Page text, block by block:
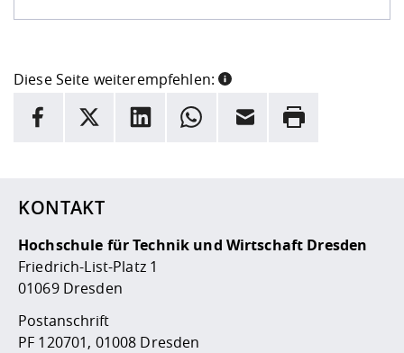
Diese Seite weiterempfehlen:
INFORMATION
Facebook
X LinkedInWhatsappE-Mail Drucken
KONTAKT
Hochschule für Technik und Wirtschaft Dresden
Friedrich-List-Platz 1
01069 Dresden
Postanschrift
PF 120701, 01008 Dresden